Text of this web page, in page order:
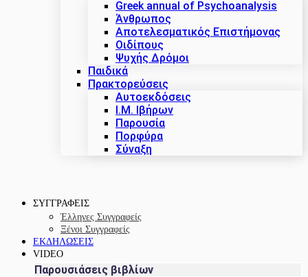
Greek annual of Psychoanalysis
Άνθρωπος
Αποτελεσματικός Επιστήμονας
Οιδίπους
Ψυχής Δρόμοι
Παιδικά
Πρακτoρεύσεις
Αυτοεκδόσεις
Ι.Μ. Ιβήρων
Παρουσία
Πορφύρα
Σύναξη
ΣΥΓΓΡΑΦΕΙΣ
Έλληνες Συγγραφείς
Ξένοι Συγγραφείς
ΕΚΔΗΛΩΣΕΙΣ
VIDEO
Παρουσιάσεις βιβλίων